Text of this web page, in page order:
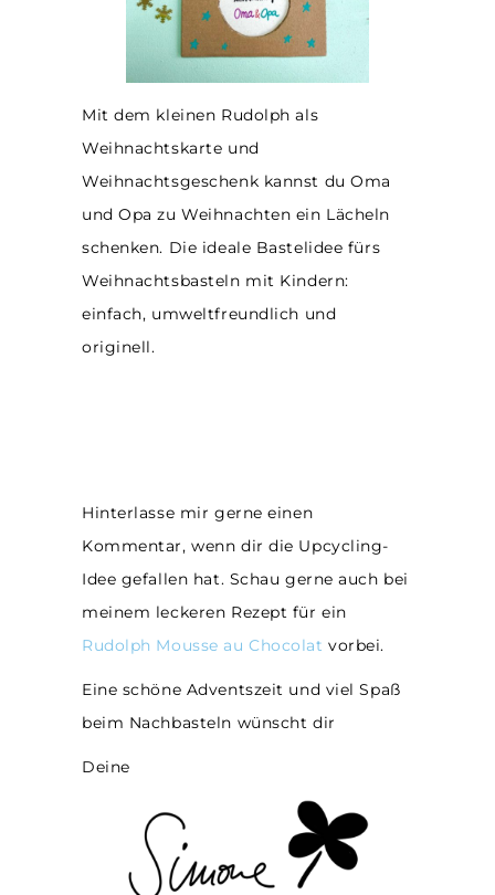
Mit dem kleinen Rudolph als
Weihnachtskarte und
Weihnachtsgeschenk kannst du Oma
und Opa zu Weihnachten ein Lächeln
schenken. Die ideale Bastelidee fürs
Weihnachtsbasteln mit Kindern:
einfach, umweltfreundlich und
originell.
Hinterlasse mir gerne einen
Kommentar, wenn dir die Upcycling-
Idee gefallen hat. Schau gerne auch bei
meinem leckeren Rezept für ein
Rudolph Mousse au Chocolat vorbei.
Eine schöne Adventszeit und viel Spaß
beim Nachbasteln wünscht dir
Deine